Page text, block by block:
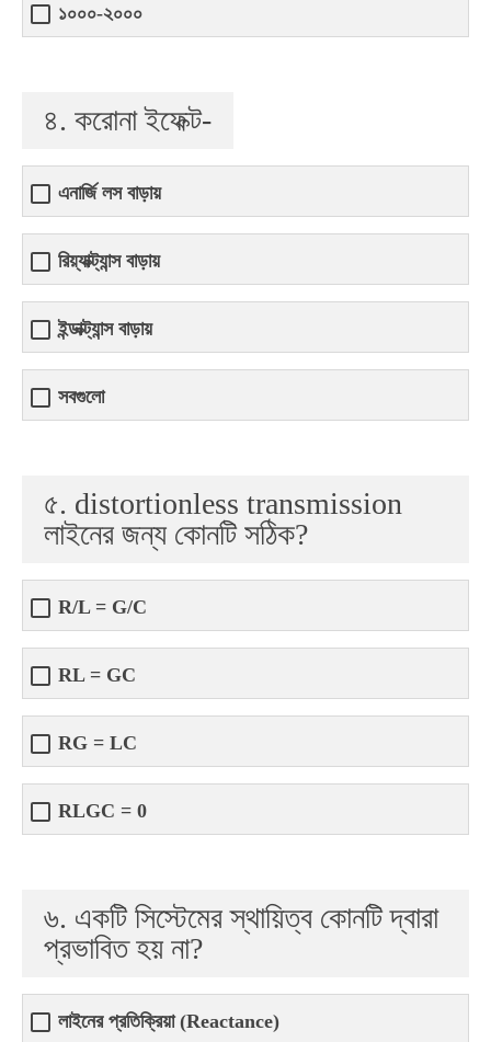
১০০০-২০০০
৪. করোনা ইফেক্ট-
এনার্জি লস বাড়ায়
রিয়্যাক্ট্যান্স বাড়ায়
ইন্ডাক্ট্যান্স বাড়ায়
সবগুলো
৫. distortionless transmission
লাইনের জন্য কোনটি সঠিক?
R/L = G/C
RL = GC
RG = LC
RLGC = 0
৬. একটি সিস্টেমের স্থায়িত্ব কোনটি দ্বারা
প্রভাবিত হয় না?
লাইনের প্রতিক্রিয়া (Reactance)